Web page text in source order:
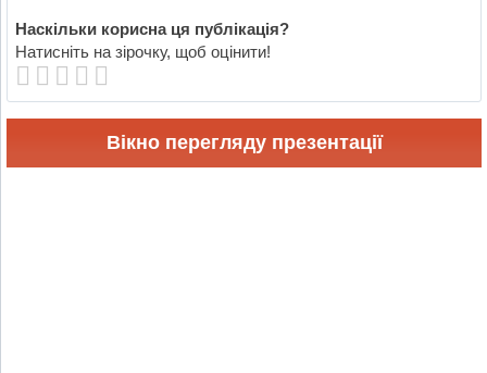
Наскільки корисна ця публікація?
Натисніть на зірочку, щоб оцінити!
Вікно перегляду презентації